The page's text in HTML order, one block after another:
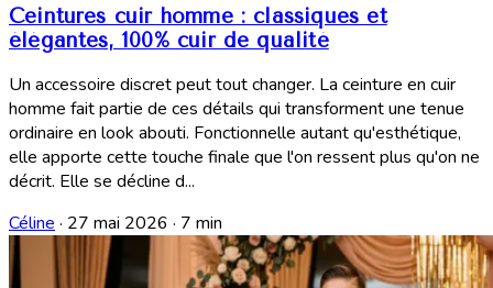
Ceintures cuir homme : classiques et
élégantes, 100% cuir de qualité
Un accessoire discret peut tout changer. La ceinture en cuir
homme fait partie de ces détails qui transforment une tenue
ordinaire en look abouti. Fonctionnelle autant qu'esthétique,
elle apporte cette touche finale que l'on ressent plus qu'on ne
décrit. Elle se décline d...
Céline · 27 mai 2026 · 7 min